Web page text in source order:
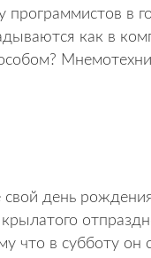
программистов в
как в
свой день
что в субботу он